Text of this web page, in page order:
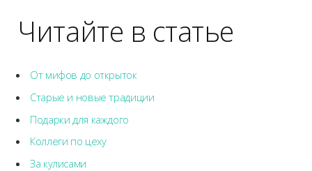
Читайте в статье
От мифов до открыток
Старые и новые традиции
Подарки для каждого
Коллеги по цеху
За кулисами